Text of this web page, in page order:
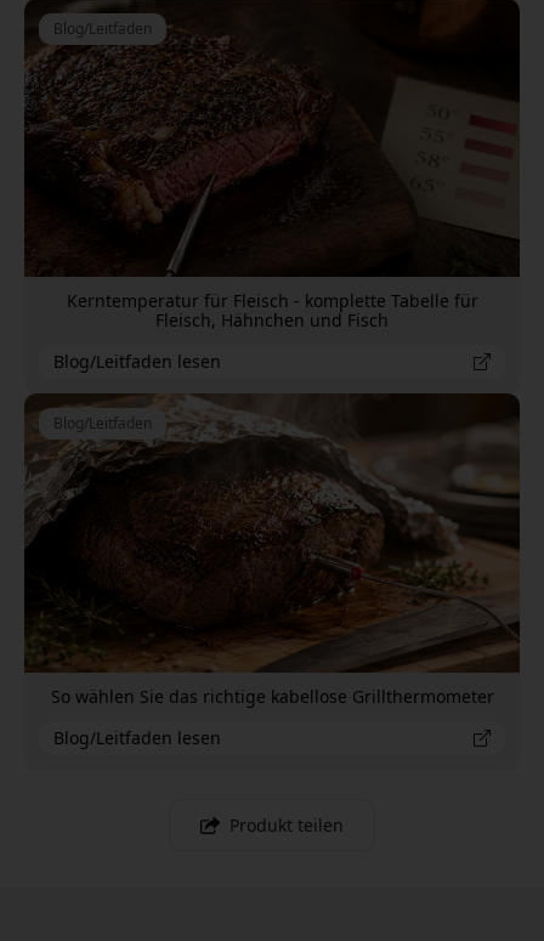
Blog/Leitfaden
Kerntemperatur für Fleisch - komplette Tabelle für
Fleisch, Hähnchen und Fisch
Blog/Leitfaden lesen
Blog/Leitfaden
So wählen Sie das richtige kabellose Grillthermometer
Blog/Leitfaden lesen
Produkt teilen